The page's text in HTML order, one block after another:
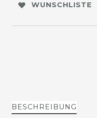
WUNSCHLISTE
BESCHREIBUNG